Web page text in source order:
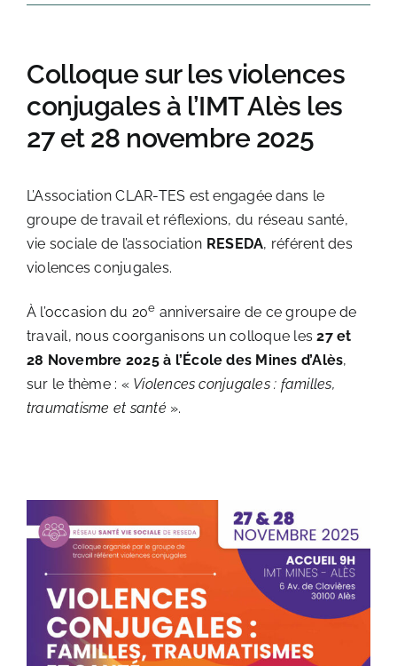
Colloque sur les violences
conjugales à l’IMT Alès les
27 et 28 novembre 2025
L’Association CLAR-TES est engagée dans le
groupe de travail et réflexions, du réseau santé,
vie sociale de l’association RESEDA, référent des
violences conjugales.
À l’occasion du 20e anniversaire de ce groupe de
travail, nous coorganisons un colloque les27 et
28 Novembre 2025 à l’École des Mines d’Alès,
sur le thème : « Violences conjugales : familles,
traumatisme et santé ».